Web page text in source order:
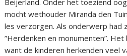
Beijerland. Onder het toeziend
mocht wethouder Miranda den
les verzorgen. Als onderwerp had
”Herdenken en monumenten”.
want de kinderen herkenden veel